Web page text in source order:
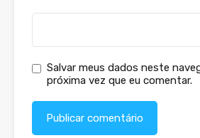
Salvar meus dados neste
próxima vez que eu comentar.